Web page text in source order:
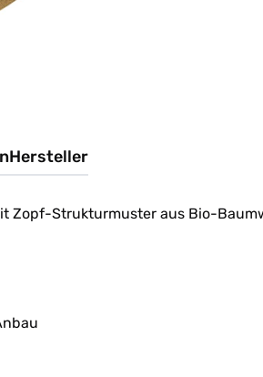
Hersteller
Zopf-Strukturmuster aus Bio-